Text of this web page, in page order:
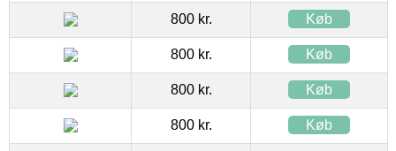
800 kr. Køb
800 kr. Køb
800 kr. Køb
800 kr. Køb